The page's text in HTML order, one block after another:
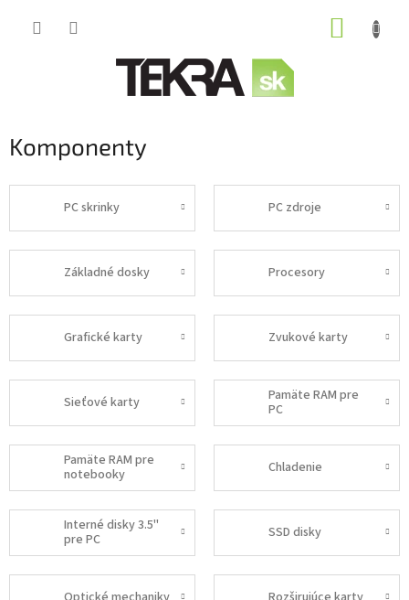
Komponenty
PC skrinky PC zdroje
Základné dosky Procesory
Grafické karty Zvukové karty
Sieťové karty
Pamäte RAM pre
PC
Pamäte RAM pre
notebooky
Chladenie
Interné disky 3.5"
pre PC
SSD disky